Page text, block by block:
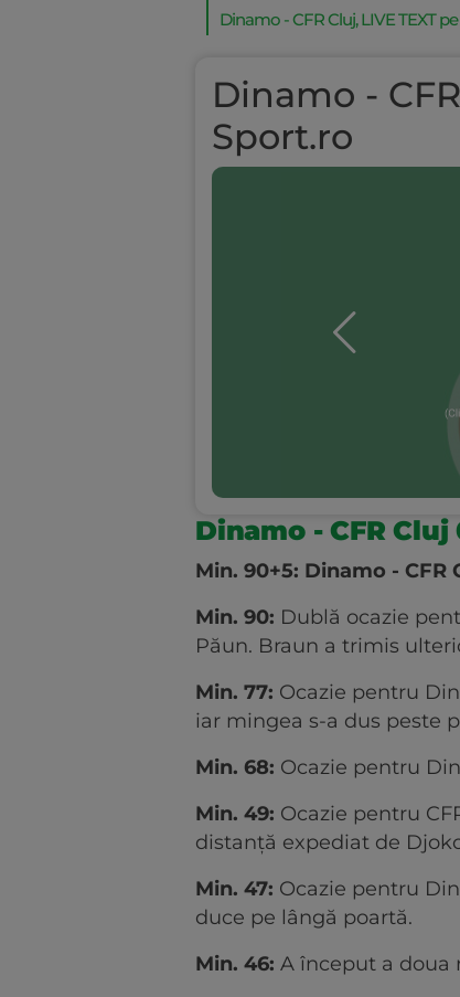
Dinamo - CFR Cluj, LIVE TEXT
Dinamo -
Sport.ro
Dinamo - CFR Cluj
Min. 90+5: Dinamo -
Min. 90: Dublă ocazie
Păun. Braun a trimis
Min. 77: Ocazie pentru
iar mingea s-a dus peste
Min. 68: Ocazie pentru
Min. 49: Ocazie pentru
distanță expediat de
Min. 47: Ocazie pentru
duce pe lângă poartă.
Min. 46: A început a doua